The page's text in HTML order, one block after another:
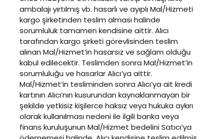
ambalajı yırtılmış vb. hasarlı ve ayıplı Mal/Hizmeti
kargo şirketinden teslim alması halinde
sorumluluk tamamen kendisine aittir. Alıcı
tarafından kargo şirketi görevlisinden teslim
alınan Mal/Hizmet’in hasarsız ve sağlam olduğu
kabul edilecektir. Teslimden sonra Mal/Hizmet’in
sorumluluğu ve hasarlar Alıcı’ya aittir.
Mal/Hizmet’in tesliminden sonra Alıcı’ya ait kredi
kartının Alıcı’nın kusurundan kaynaklanmayan bir
şekilde yetkisiz kişilerce haksız veya hukuka aykırı
olarak kullanılması nedeni ile ilgili banka veya
finans kuruluşunun Mal/Hizmet bedelini Satıcı’ya